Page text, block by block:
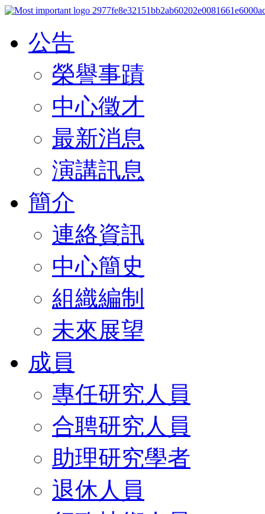
公告
榮譽事蹟
中心徵才
最新消息
演講訊息
簡介
連絡資訊
中心簡史
組織編制
未來展望
成員
專任研究人員
合聘研究人員
助理研究學者
退休人員